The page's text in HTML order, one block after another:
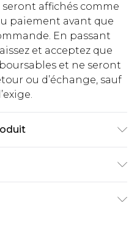
affichés comme
paiement avant que
En passant
et acceptez que
et ne seront
ou d’échange, sauf
€2.99